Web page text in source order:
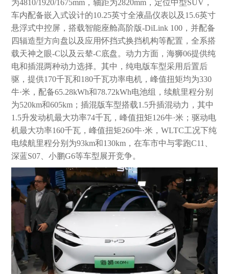
为4810/1920/1675mm，轴距为2820mm，定位中型SUV，
车内配备嵌入式设计的10.25英寸全液晶仪表以及15.6英寸
悬浮式中控屏，搭载智能座舱高阶版-DiLink 100，并配备
四辐造型方向盘以及应用怀挡式换挡机构等配置，全系搭
载天神之眼-C以及云辇-C底盘。动力方面，海狮06提供纯
电和插混两种动力选择。其中，纯电版车型采用后置后
驱，提供170千瓦和180千瓦功率电机，峰值扭矩均为330
牛·米，配备65.28kWh和78.72kWh电池组，续航里程分别
为520km和605km；插混版车型搭载1.5升插混动力，其中
1.5升发动机最大功率74千瓦，峰值扭矩126牛·米；驱动电
机最大功率160千瓦，峰值扭矩260牛·米，WLTC工况下纯
电续航里程分别为93km和130km，在车市中与零跑C11、
深蓝S07、小鹏G6等车型展开竞争。